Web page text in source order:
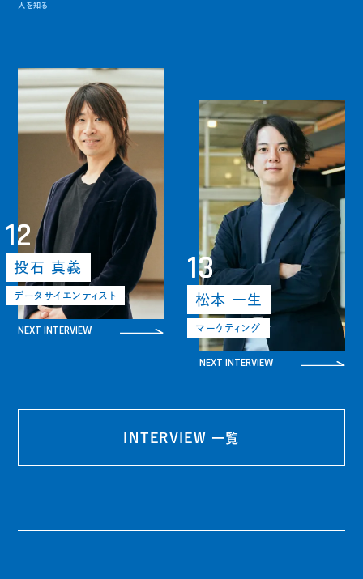
人を知る
12
投石 真義
データサイエンティスト
NEXT INTERVIEW
13
松本 一生
マーケティング
NEXT INTERVIEW
INTERVIEW 一覧